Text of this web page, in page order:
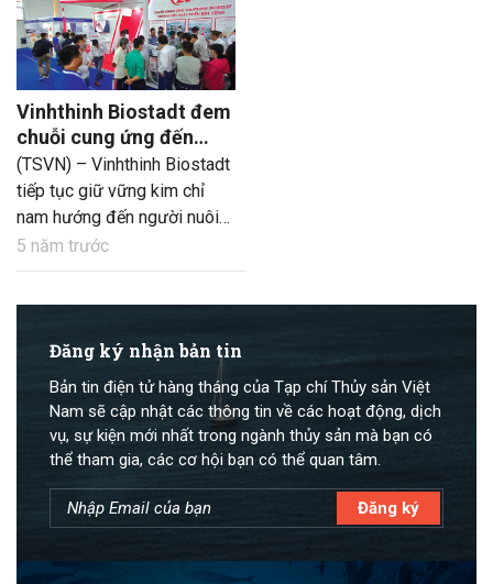
Vinhthinh Biostadt đem
chuỗi cung ứng đến
VietShrimp 2021:
Hướng đến phát triển
bền vững
(TSVN) – Vinhthinh Biostadt
tiếp tục giữ vững kim chỉ
nam hướng đến người nuôi
tôm tại VietShrimp 2021 –
Chuỗi cung ứng Vinhthinh
5 năm trước
Đăng ký nhận bản tin
Bản tin điện tử hàng tháng của Tạp chí Thủy sản Việt
Nam sẽ cập nhật các thông tin về các hoạt động, dịch
vụ, sự kiện mới nhất trong ngành thủy sản mà bạn có
thể tham gia, các cơ hội bạn có thể quan tâm.